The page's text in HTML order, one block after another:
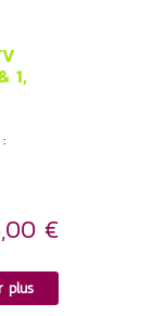
1,
€
plus